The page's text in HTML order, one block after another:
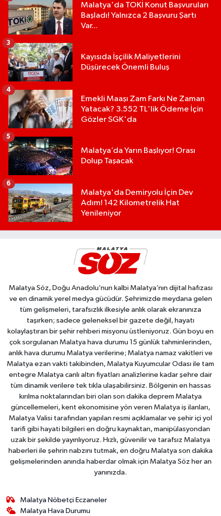
Malatya'da TOKİ Konut Başvuruları
Başladı! Yalnızca 2 Başvuru Şartı
Var...
Kayısıda İşçilik Maliyetlerini
Düşürecek Önemli Buluş
3
Emekli Maaşı Zam Farkı Ne Zaman
Yatacak? 3.552 TL'lik Ödeme İçin
Gözler SGK'da
4
Malatya’da Yarın Başlıyor! Orası
Dolup Taşacak
5
Malatya'da Demiryolu İçin Dev
Adım! 142 Kilometrelik Hat
Yenileniyor
6
Malatya Söz, Doğu Anadolu’nun kalbi Malatya’nın dijital hafızası
ve en dinamik yerel medya gücüdür. Şehrimizde meydana gelen
tüm gelişmeleri, tarafsızlık ilkesiyle anlık olarak ekranınıza
taşırken; sadece geleneksel bir gazete değil, hayatı
kolaylaştıran bir şehir rehberi misyonu üstleniyoruz. Gün boyu en
çok sorgulanan Malatya hava durumu 15 günlük tahminlerinden,
anlık hava durumu Malatya verilerine; Malatya namaz vakitleri ve
Malatya ezan vakti takibinden, Malatya Kuyumcular Odası ile tam
entegre Malatya canlı altın fiyatları analizlerine kadar şehre dair
tüm dinamik verilere tek tıkla ulaşabilirsiniz. Bölgenin en hassas
kırılma noktalarından biri olan son dakika deprem Malatya
güncellemeleri, kent ekonomisine yön veren Malatya iş ilanları,
Malatya Valisi tarafından yapılan resmi açıklamalar ve şehir içi yol
tarifi gibi hayati bilgileri en doğru kaynaktan, manipülasyondan
uzak bir şekilde yayınlıyoruz. Hızlı, güvenilir ve tarafsız Malatya
haberleri ile şehrin nabzını tutmak, en doğru Malatya son dakika
gelişmelerinden anında haberdar olmak için Malatya Söz her an
yanınızda.
Malatya Nöbetçi Eczaneler
Malatya Hava Durumu